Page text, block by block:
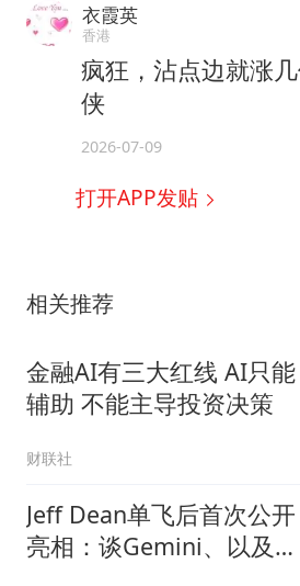
衣霞英
香港
疯狂，沾点边就涨
侠
2026-07-09
打开APP发贴
相关推荐
金融AI有三大红线 AI只能
辅助 不能主导投资决策
财联社
Jeff Dean单飞后首次公开
亮相：谈Gemini、以及什